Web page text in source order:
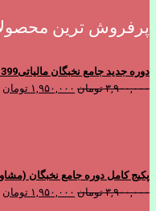
پرفروش ترین
دوره جدید جامع نخبگان مالیاتی1399
۳,۹۰۰,۰۰۰ تومان قیمت
۱,۹۵۰,۰۰۰ تومان
پکیج کامل دوره جامع نخبگان
۳,۹۰۰,۰۰۰ تومان قیمت
۱,۹۵۰,۰۰۰ تومان